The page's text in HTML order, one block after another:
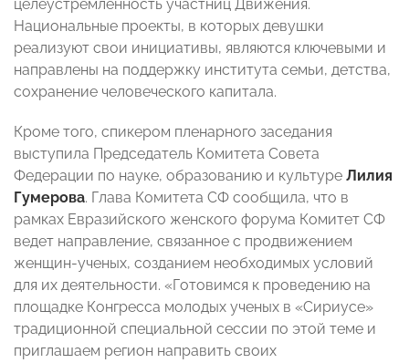
целеустремленность участниц Движения.
Национальные проекты, в которых девушки
реализуют свои инициативы, являются ключевыми и
направлены на поддержку института семьи, детства,
сохранение человеческого капитала.
Кроме того, спикером пленарного заседания
выступила Председатель Комитета Совета
Федерации по науке, образованию и культуре Лилия
Гумерова. Глава Комитета СФ сообщила, что в
рамках Евразийского женского форума Комитет СФ
ведет направление, связанное с продвижением
женщин-ученых, созданием необходимых условий
для их деятельности. «Готовимся к проведению на
площадке Конгресса молодых ученых в «Сириусе»
традиционной специальной сессии по этой теме и
приглашаем регион направить своих